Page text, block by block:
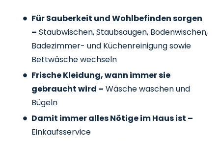
Für Sauberkeit und Wohlbefinden sorgen
– Staubwischen, Staubsaugen, Bodenwischen,
Badezimmer- und Küchenreinigung sowie
Bettwäsche wechseln
Frische Kleidung, wann immer sie
gebraucht wird – Wäsche waschen und
Bügeln
Damit immer alles Nötige im Haus ist –
Einkaufsservice